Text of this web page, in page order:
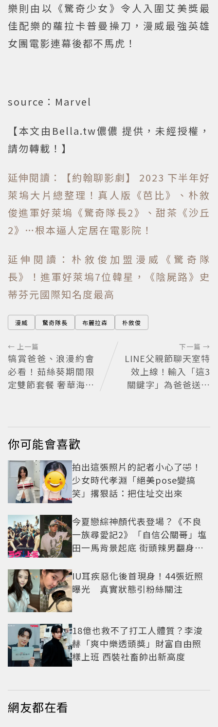
樂則由以《驚奇少女》令人入圍艾美獎最
佳配樂的蘿拉卡普曼操刀，漫威最強英雄
女團電影連幕後都不馬虎！
source：Marvel
【本文由Bella.tw儂儂 提供，未經授權，
請勿轉載！】
延伸閱讀：【約翰聊影劇】 2023 下半年好
萊塢大片總整理！真人版《芭比》、朴敘
俊進軍好萊塢《驚奇隊長2》、甜茶《沙丘
2》…根本逼人定居在電影院！
延伸閱讀：朴敘俊加盟漫威《驚奇隊
長》！進軍好萊塢7位韓星，《陰屍路》史
蒂芬元國際知名度最高
漫威 驚奇隊長 布麗拉森 朴敘俊
← 上一篇
犒賞爸爸、浪漫約會
必看！茹絲葵期間限
定雙節套餐 奢華海陸
下一篇 →
LINE父親節聊天室特
效上線！輸入「這3
關鍵字」為爸爸送上
你可能會喜歡
拍出這張照片的記者小心了🤣！
少女時代孝淵「絕美pose變搞
笑」撂狠話：把住址交出來
今夏戀綜神顏代表登場？《不良
一族尋愛記2》「自信公關哥」塩
田一馬背景起底 街頭辣男翻身當
IU耳疾惡化後首現身！44張近照
曝光 真實狀態引粉絲關注
18億也救不了打工人體質？李浚
赫「爽中樂透頭獎」財富自由照
樣上班 西裝社畜帥出新高度
網友都在看